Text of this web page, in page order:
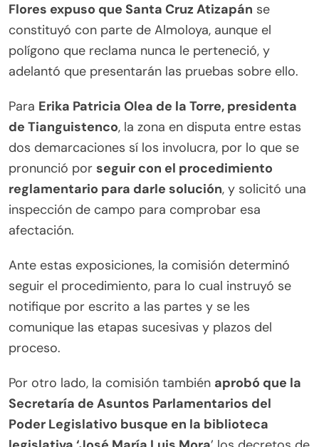
Flores expuso que Santa Cruz Atizapán se
constituyó con parte de Almoloya, aunque el
polígono que reclama nunca le perteneció, y
adelantó que presentarán las pruebas sobre ello.
Para Erika Patricia Olea de la Torre, presidenta
de Tianguistenco, la zona en disputa entre estas
dos demarcaciones sí los involucra, por lo que se
pronunció por seguir con el procedimiento
reglamentario para darle solución, y solicitó una
inspección de campo para comprobar esa
afectación.
Ante estas exposiciones, la comisión determinó
seguir el procedimiento, para lo cual instruyó se
notifique por escrito a las partes y se les
comunique las etapas sucesivas y plazos del
proceso.
Por otro lado, la comisión también aprobó que la
Secretaría de Asuntos Parlamentarios del
Poder Legislativo busque en la biblioteca